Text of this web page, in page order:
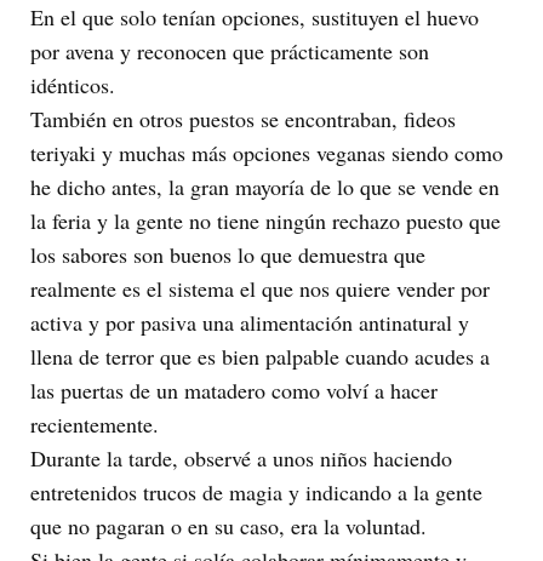
En el que solo tenían opciones, sustituyen el huevo
por avena y reconocen que prácticamente son
idénticos.
También en otros puestos se encontraban, fideos
teriyaki y muchas más opciones veganas siendo como
he dicho antes, la gran mayoría de lo que se vende en
la feria y la gente no tiene ningún rechazo puesto que
los sabores son buenos lo que demuestra que
realmente es el sistema el que nos quiere vender por
activa y por pasiva una alimentación antinatural y
llena de terror que es bien palpable cuando acudes a
las puertas de un matadero como volví a hacer
recientemente.
Durante la tarde, observé a unos niños haciendo
entretenidos trucos de magia y indicando a la gente
que no pagaran o en su caso, era la voluntad.